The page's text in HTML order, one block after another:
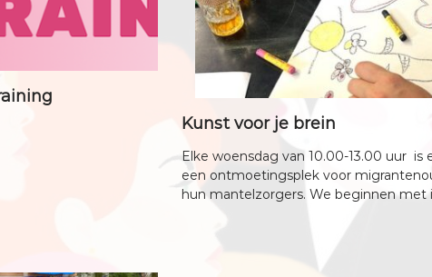
w
Kunst voor je brein
Elke woensdag van 10.00-13.00 uur is
een ontmoetingsplek voor
hun mantelzorgers. We beginnen met